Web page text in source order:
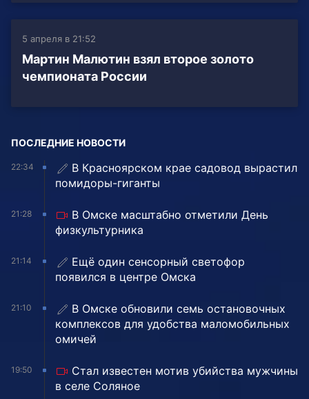
5 апреля в 21:52
Мартин Малютин взял второе золото
чемпионата России
ПОСЛЕДНИЕ НОВОСТИ
22:34
В Красноярском крае садовод вырастил
помидоры-гиганты
21:28
В Омске масштабно отметили День
физкультурника
21:14
Ещё один сенсорный светофор
появился в центре Омска
21:10
В Омске обновили семь остановочных
комплексов для удобства маломобильных
омичей
19:50
Стал известен мотив убийства мужчины
в селе Соляное